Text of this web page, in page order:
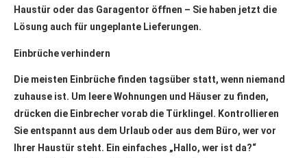
Haustür oder das Garagentor öffnen – Sie haben jetzt die
Lösung auch für ungeplante Lieferungen.
Einbrüche verhindern
Die meisten Einbrüche finden tagsüber statt, wenn niemand
zuhause ist. Um leere Wohnungen und Häuser zu finden,
drücken die Einbrecher vorab die Türklingel. Kontrollieren
Sie entspannt aus dem Urlaub oder aus dem Büro, wer vor
Ihrer Haustür steht. Ein einfaches „Hallo, wer ist da?“